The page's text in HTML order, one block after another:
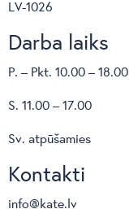
LV-1026
Darba laiks
P. – Pkt. 10.00 – 18.00
S. 11.00 – 17.00
Sv. atpūšamies
Kontakti
info@kate.lv